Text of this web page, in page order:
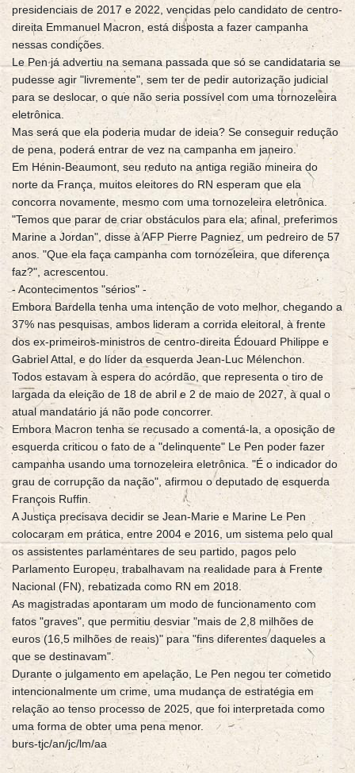
presidenciais de 2017 e 2022, vencidas pelo candidato de centro-
direita Emmanuel Macron, está disposta a fazer campanha
nessas condições.
Le Pen já advertiu na semana passada que só se candidataria se
pudesse agir "livremente", sem ter de pedir autorização judicial
para se deslocar, o que não seria possível com uma tornozeleira
eletrônica.
Mas será que ela poderia mudar de ideia? Se conseguir redução
de pena, poderá entrar de vez na campanha em janeiro.
Em Hénin-Beaumont, seu reduto na antiga região mineira do
norte da França, muitos eleitores do RN esperam que ela
concorra novamente, mesmo com uma tornozeleira eletrônica.
"Temos que parar de criar obstáculos para ela; afinal, preferimos
Marine a Jordan", disse à AFP Pierre Pagniez, um pedreiro de 57
anos. "Que ela faça campanha com tornozeleira, que diferença
faz?", acrescentou.
- Acontecimentos "sérios" -
Embora Bardella tenha uma intenção de voto melhor, chegando a
37% nas pesquisas, ambos lideram a corrida eleitoral, à frente
dos ex-primeiros-ministros de centro-direita Édouard Philippe e
Gabriel Attal, e do líder da esquerda Jean-Luc Mélenchon.
Todos estavam à espera do acórdão, que representa o tiro de
largada da eleição de 18 de abril e 2 de maio de 2027, à qual o
atual mandatário já não pode concorrer.
Embora Macron tenha se recusado a comentá-la, a oposição de
esquerda criticou o fato de a "delinquente" Le Pen poder fazer
campanha usando uma tornozeleira eletrônica. "É o indicador do
grau de corrupção da nação", afirmou o deputado de esquerda
François Ruffin.
A Justiça precisava decidir se Jean-Marie e Marine Le Pen
colocaram em prática, entre 2004 e 2016, um sistema pelo qual
os assistentes parlamentares de seu partido, pagos pelo
Parlamento Europeu, trabalhavam na realidade para a Frente
Nacional (FN), rebatizada como RN em 2018.
As magistradas apontaram um modo de funcionamento com
fatos "graves", que permitiu desviar "mais de 2,8 milhões de
euros (16,5 milhões de reais)" para "fins diferentes daqueles a
que se destinavam".
Durante o julgamento em apelação, Le Pen negou ter cometido
intencionalmente um crime, uma mudança de estratégia em
relação ao tenso processo de 2025, que foi interpretada como
uma forma de obter uma pena menor.
burs-tjc/an/jc/lm/aa